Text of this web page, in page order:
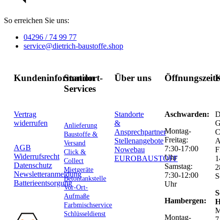
So erreichen Sie uns:
04296 / 74 99 77
service@dietrich-baustoffe.shop
Kundeninformation
Vertrag
widerrufen
AGB
Widerrufsrecht
Datenschutz
Newsletteranmeldung
Batterieentsorgung
Standort-
Services
Anlieferung
Baustoffe &
Versand
Click &
Collect
Mietgeräte
Betontankstelle
Vor-Ort-
Aufmaße
Farbmischservice
Schlüsseldienst
Über uns
Standorte
&
Ansprechpartner
Stellenangebote
Nowebau
EUROBAUSTOFF
Aschwarden:
Montag-
Freitag:
7:30-17:00
Uhr
Samstag:
7:30-12:00
Uhr
Hambergen:
Montag-